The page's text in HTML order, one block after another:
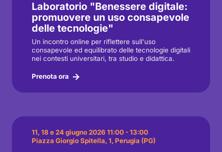
Laboratorio "Benessere digitale:
promuovere un uso consapevole
delle tecnologie"
Un incontro online per riflettere sull'uso
consapevole ed equilibrato delle tecnologie digitali
nei contesti universitari, tra studio e didattica.
Prenota ora
11, 18 e 24 giugno 2026 11:00 - 13:00
Piazza Giorgio Spitella, 1, Perugia (PG)